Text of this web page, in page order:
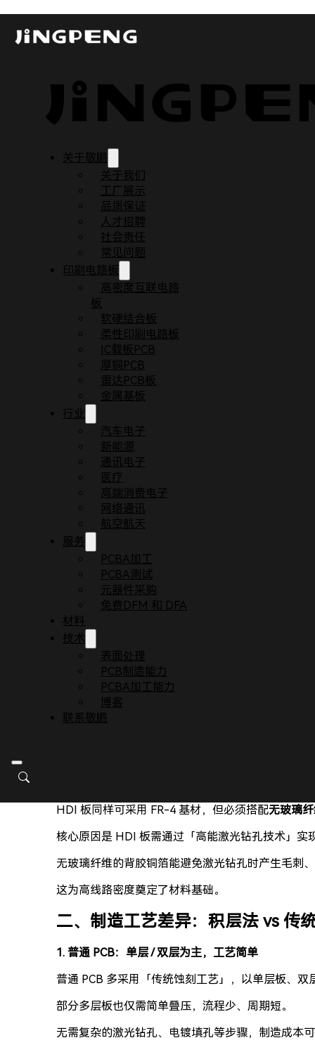
关于敬鹏
关于我们
工厂展示
品质保证
人才招聘
社会责任
常见问题
印刷电路板
高密度互联电路
板
软硬结合板
柔性印刷电路板
IC载板PCB
厚铜PCB
雷达PCB板
金属基板
行业
汽车电子
新能源
通讯电子
医疗
高端消费电子
网络通讯
航空航天
服务
PCBA加工
PCBA测试
元器件采购
免费DFM 和 DFA
材料
技术
表面处理
PCB制造能力
PCBA加工能力
博客
联系敬鹏
阅读时间：5 分钟
常见问题
印制电路板（PCB）是所有电子设备的核心载体，
HDI 板（高密度互联板）与传统普通 PCB的差异
无论是智能手机、5G 设备等高端产品，还是常规
本文将从材料、工艺、性能等 5 大维度，详解两
一、核心材料差异：决定 PCB 基
1. 普通 PCB：以 FR-4 为核心，性价比优先
普通 PCB 的主流基材为
它具备基础机械强度、绝缘性和电气性能，成本较
HDI 板同样可采用 FR-4 基材，但必须搭配无玻璃
核心原因是 HDI 板需通过「高能激光钻孔技术」实
无玻璃纤维的背胶铜箔能避免激光钻孔时产生毛刺
这为高线路密度奠定了材料基础。
二、制造工艺差异：积层法 vs 传
1. 普通 PCB：单层 / 双层为主，工艺简单
普通 PCB 多采用「传统蚀刻工艺」，以单层板、双
部分多层板也仅需简单叠压，流程少、周期短。
无需复杂的激光钻孔、电镀填孔等步骤，制造成本